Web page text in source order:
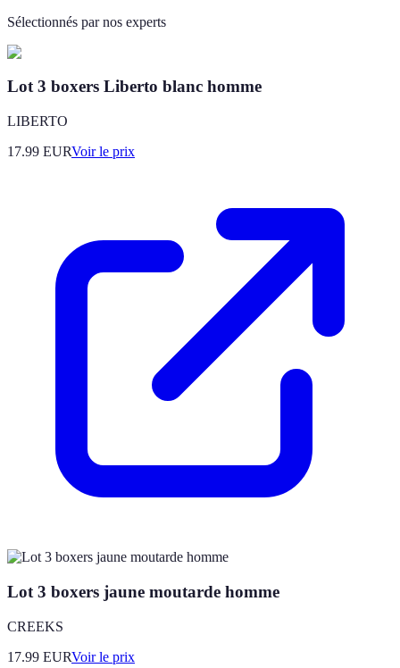
Sélectionnés par nos experts
Lot 3 boxers Liberto blanc homme
LIBERTO
17.99 EURVoir le prix
Lot 3 boxers jaune moutarde homme
CREEKS
17.99 EURVoir le prix